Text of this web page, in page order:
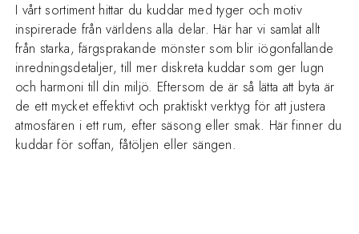
I vårt sortiment hittar du kuddar med tyger och motiv
inspirerade från världens alla delar. Här har vi samlat allt
från starka, färgsprakande mönster som blir iögonfallande
inredningsdetaljer, till mer diskreta kuddar som ger lugn
och harmoni till din miljö. Eftersom de är så lätta att byta är
de ett mycket effektivt och praktiskt verktyg för att justera
atmosfären i ett rum, efter säsong eller smak. Här finner du
kuddar för soffan, fåtöljen eller sängen.